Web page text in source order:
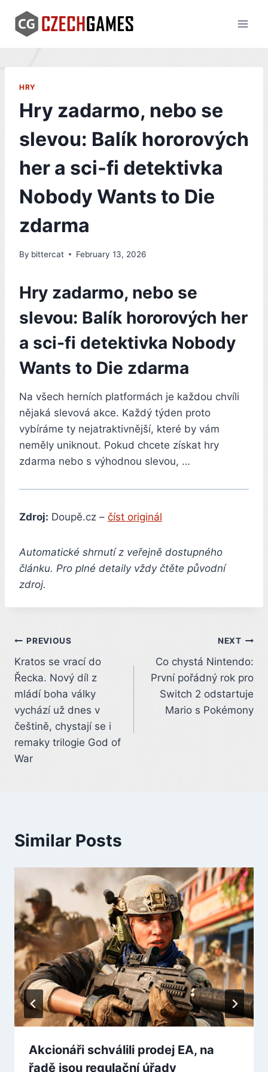
content
HRY
Hry zadarmo, nebo se
slevou: Balík hororových
her a sci-fi detektivka
Nobody Wants to Die
zdarma
By bittercat February 13, 2026
Hry zadarmo, nebo se
slevou: Balík hororových her
a sci-fi detektivka Nobody
Wants to Die zdarma
Na všech herních platformách je každou chvíli
nějaká slevová akce. Každý týden proto
vybíráme ty nejatraktivnější, které by vám
neměly uniknout. Pokud chcete získat hry
zdarma nebo s výhodnou slevou, …
Zdroj: Doupě.cz – číst originál
Automatické shrnutí z veřejně dostupného
článku. Pro plné detaily vždy čtěte původní
zdroj.
Post
navigation
PREVIOUS
Kratos se vrací do
Řecka. Nový díl z
mládí boha války
vychází už dnes v
češtině, chystají se i
remaky trilogie God of
War
NEXT
Co chystá Nintendo:
První pořádný rok pro
Switch 2 odstartuje
Mario s Pokémony
Similar Posts
Akcionáři schválili prodej EA, na
řadě jsou regulační úřady